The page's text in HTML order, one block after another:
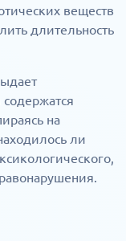
веществ
длительность
на
ли